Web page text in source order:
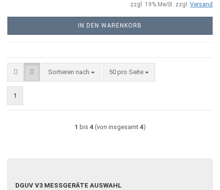
zzgl. 19% MwSt. zzgl. Versand
IN DEN WARENKORB
Sortieren nach
Sortieren nach 50 pro Seite
pro Seite
1
1 bis 4(von insgesamt 4)
DGUV
DGUV V3 MESSGERÄTE AUSWAHL